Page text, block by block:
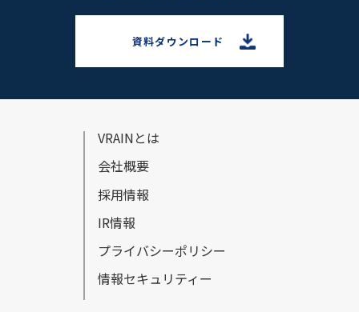
資料ダウンロード
VRAINとは
会社概要
採⽤情報
IR情報
プライバシーポリシー
情報セキュリティー